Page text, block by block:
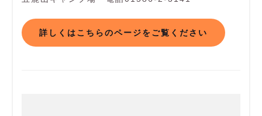
詳しくはこちらのページをご覧ください